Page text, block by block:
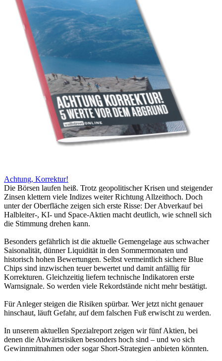
Achtung, Korrektur!
Die Börsen laufen heiß. Trotz geopolitischer Krisen und steigender
Zinsen klettern viele Indizes weiter Richtung Allzeithoch. Doch
unter der Oberfläche zeigen sich erste Risse: Der Abverkauf bei
Halbleiter-, KI- und Space-Aktien macht deutlich, wie schnell sich
die Stimmung drehen kann.
Besonders gefährlich ist die aktuelle Gemengelage aus schwacher
Saisonalität, dünner Liquidität in den Sommermonaten und
historisch hohen Bewertungen. Selbst vermeintlich sichere Blue
Chips sind inzwischen teuer bewertet und damit anfällig für
Korrekturen. Gleichzeitig liefern technische Indikatoren erste
Warnsignale. So werden viele Rekordstände nicht mehr bestätigt.
Für Anleger steigen die Risiken spürbar. Wer jetzt nicht genauer
hinschaut, läuft Gefahr, auf dem falschen Fuß erwischt zu werden.
In unserem aktuellen Spezialreport zeigen wir fünf Aktien, bei
denen die Abwärtsrisiken besonders hoch sind – und wo sich
Gewinnmitnahmen oder sogar Short-Strategien anbieten könnten.